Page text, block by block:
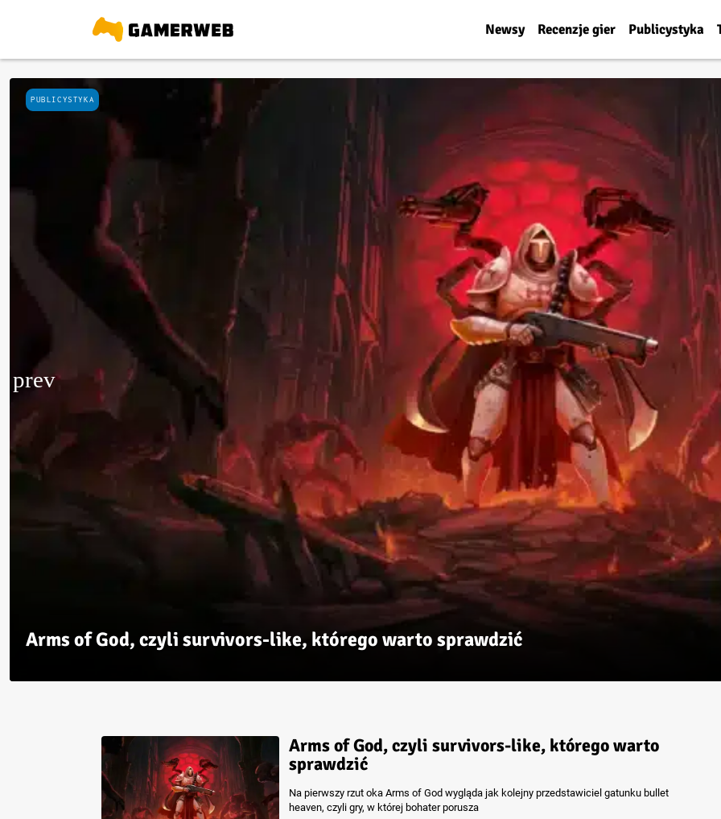
Newsy Recenzje gier Publicystyka
PUBLICYSTYKA
Arms of God, czyli survivors-like, którego warto sprawdzić
Arms of God, czyli survivors-like, którego warto
sprawdzić
Na pierwszy rzut oka Arms of God wygląda jak kolejny przedstawiciel gatunku bullet
heaven, czyli gry, w której bohater porusza